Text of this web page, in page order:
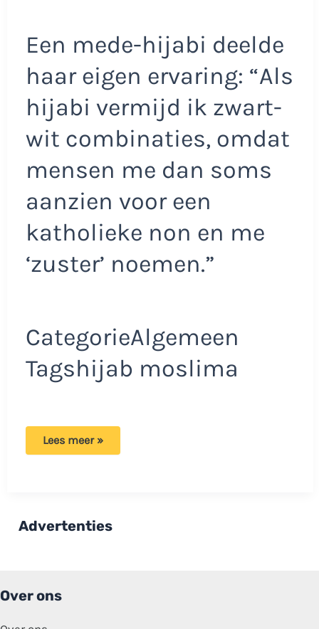
Een mede-hijabi deelde
haar eigen ervaring: “Als
hijabi vermijd ik zwart-
wit combinaties, omdat
mensen me dan soms
aanzien voor een
katholieke non en me
‘zuster’ noemen.”
CategorieAlgemeen
Tagshijab moslima
Bekeerde
typische
Lees meer »
Advertenties
Over ons